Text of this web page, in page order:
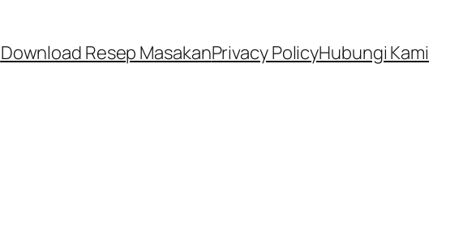
Download Resep MasakanPrivacy PolicyHubungi Kami